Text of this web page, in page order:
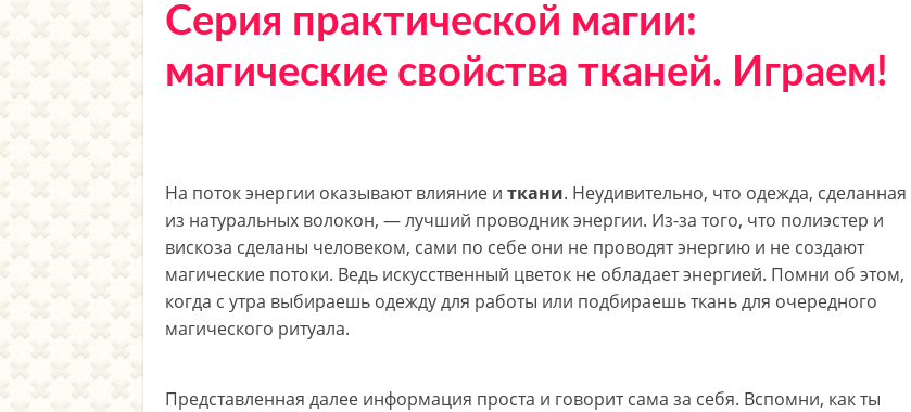
Серия практической магии:
магические свойства тканей. Играем!
На поток энергии оказывают влияние и ткани. Неудивительно, что одежда, сделанная
из натуральных волокон, — лучший проводник энергии. Из-за того, что полиэстер и
вискоза сделаны человеком, сами по себе они не проводят энергию и не создают
магические потоки. Ведь искусственный цветок не обладает энергией. Помни об этом,
когда с утра выбираешь одежду для работы или подбираешь ткань для очередного
магического ритуала.
Представленная далее информация проста и говорит сама за себя. Вспомни, как ты